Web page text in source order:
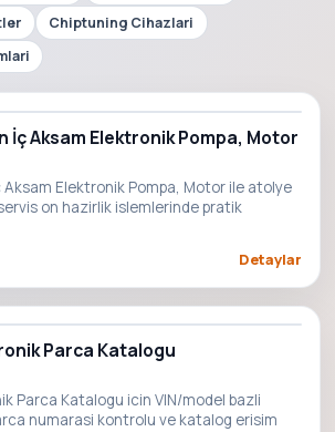
Chiptuning Cihazlari
İç Aksam Elektronik Pompa, Motor
Aksam Elektronik Pompa, Motor ile atolye
on hazirlik islemlerinde pratik
Detaylar
Parca Katalogu
Parca Katalogu icin VIN/model bazli
numarasi kontrolu ve katalog erisim